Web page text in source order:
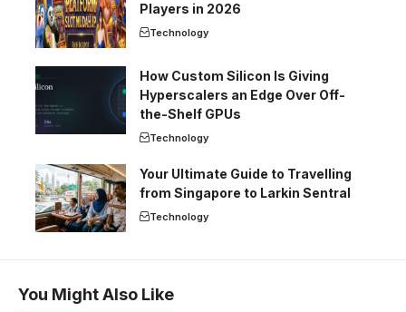
Players in 2026
Technology
How Custom Silicon Is Giving
Hyperscalers an Edge Over Off-
the-Shelf GPUs
Technology
Your Ultimate Guide to Travelling
from Singapore to Larkin Sentral
Technology
You Might Also Like